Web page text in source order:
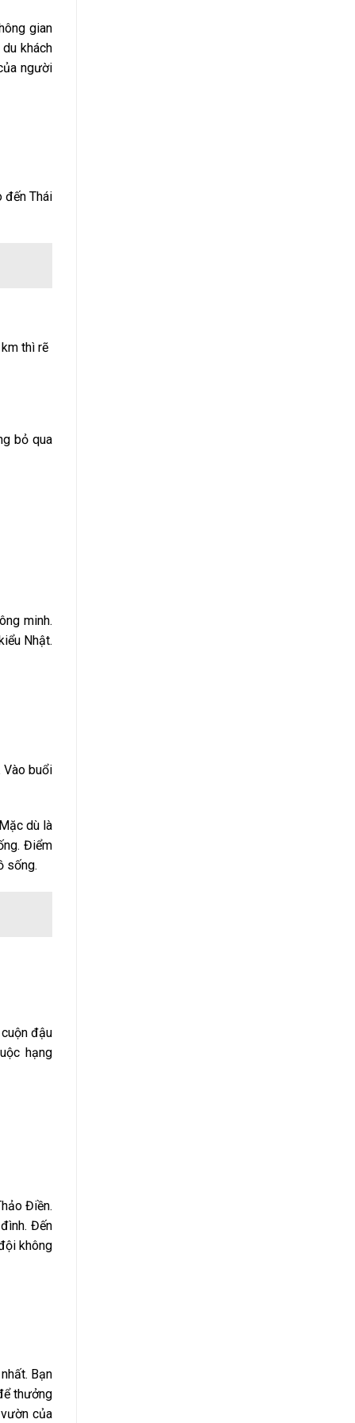
gian
khách
người
đến Thái
thì rẽ
bỏ qua
minh.
Nhật.
Vào buổi
dù là
Điểm
sống.
đậu
hạng
Điền.
Đến
không
Bạn
thưởng
của